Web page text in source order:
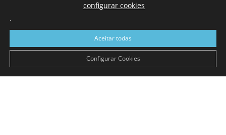
Com sede nas Caldas da Rainha e mais de 90 anos de
a sul de distrito de Leiria, com mais de 40.000 leitores por
toda a região Oeste. Jornal com distribuição em Portugal
Continental e assinatura online.
configurar cookies
.
Aceitar todas
Configurar Cookies